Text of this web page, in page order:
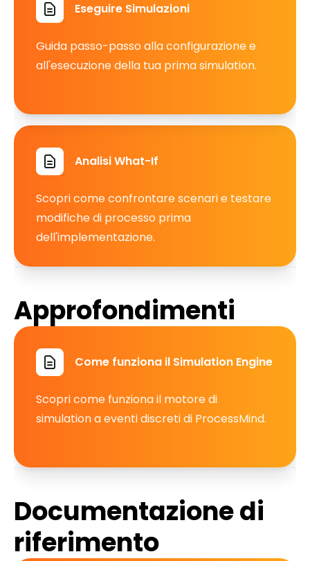
Eseguire Simulazioni
Guida passo-passo alla configurazione e
all'esecuzione della tua prima simulation.
Analisi What-If
Scopri come confrontare scenari e testare
modifiche di processo prima
dell'implementazione.
Approfondimenti
Come funziona il Simulation Engine
Scopri come funziona il motore di
simulation a eventi discreti di ProcessMind.
Documentazione di
riferimento